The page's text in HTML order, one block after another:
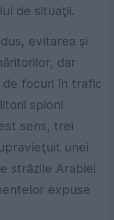
de situaţii.
evitarea şi
dar
de focuri în trafic
spioni
sens, trei
unei
străzile Arabiei
expuse